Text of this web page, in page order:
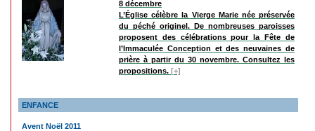
8 décembre
L’Église célèbre la Vierge Marie née préservée
du péché originel. De nombreuses paroisses
proposent des célébrations pour la Fête de
l’Immaculée Conception et des neuvaines de
prière à partir du 30 novembre. Consultez les
propositions. [+]
ENFANCE
Avent Noël 2011